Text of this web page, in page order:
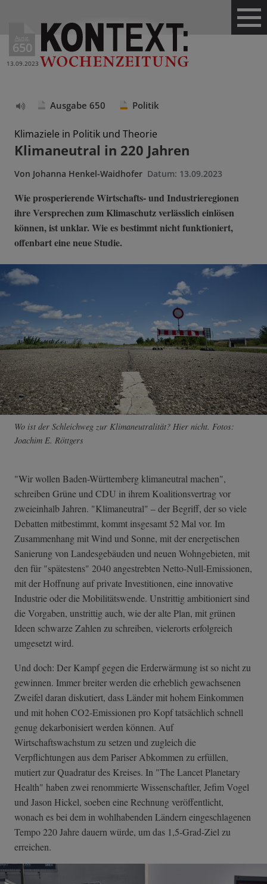
Ausg.
650
13.09.2023
vorlesen
Ausgabe 650 Politik
Klimaziele in Politik und Theorie
Klimaneutral in 220 Jahren
Von Johanna Henkel-Waidhofer Datum: 13.09.2023
Wie prosperierende Wirtschafts- und Industrieregionen
ihre Versprechen zum Klimaschutz verlässlich einlösen
können, ist unklar. Wie es bestimmt nicht funktioniert,
offenbart eine neue Studie.
Wo ist der Schleichweg zur Klimaneutralität? Hier nicht. Fotos:
Joachim E. Röttgers
"Wir wollen Baden-Württemberg klimaneutral machen",
schreiben Grüne und CDU in ihrem Koalitionsvertrag vor
zweieinhalb Jahren. "Klimaneutral" – der Begriff, der so viele
Debatten mitbestimmt, kommt insgesamt 52 Mal vor. Im
Zusammenhang mit Wind und Sonne, mit der energetischen
Sanierung von Landesgebäuden und neuen Wohngebieten, mit
den für "spätestens" 2040 angestrebten Netto-Null-Emissionen,
mit der Hoffnung auf private Investitionen, eine innovative
Industrie oder die Mobilitätswende. Unstrittig ambitioniert sind
die Vorgaben, unstrittig auch, wie der alte Plan, mit grünen
Ideen schwarze Zahlen zu schreiben, vielerorts erfolgreich
umgesetzt wird.
Und doch: Der Kampf gegen die Erderwärmung ist so nicht zu
gewinnen. Immer breiter werden die erheblich gewachsenen
Zweifel daran diskutiert, dass Länder mit hohem Einkommen
und mit hohen CO2-Emissionen pro Kopf tatsächlich schnell
genug dekarbonisiert werden können. Auf
Wirtschaftswachstum zu setzen und zugleich die
Verpflichtungen aus dem Pariser Abkommen zu erfüllen,
mutiert zur Quadratur des Kreises. In "The Lancet Planetary
Health" haben zwei renommierte Wissenschaftler, Jefim Vogel
und Jason Hickel, soeben eine Rechnung veröffentlicht,
wonach es bei dem in wohlhabenden Ländern eingeschlagenen
Tempo 220 Jahre dauern würde, um das 1,5-Grad-Ziel zu
erreichen.